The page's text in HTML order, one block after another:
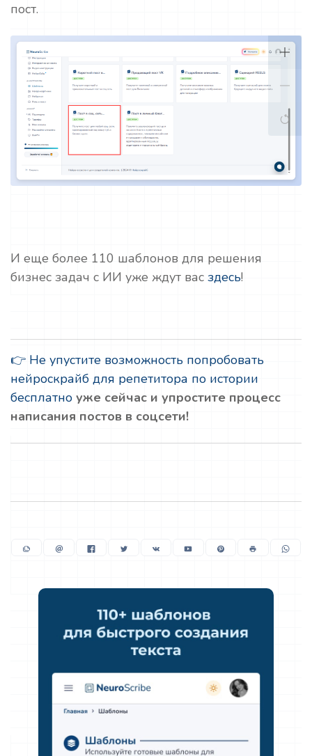
пост.
И еще более 110 шаблонов для решения
бизнес задач с ИИ уже ждут вас здесь!
👉 Не упустите возможность попробовать
нейроскрайб для репетитора по истории
бесплатно уже сейчас и упростите процесс
написания постов в соцсети!